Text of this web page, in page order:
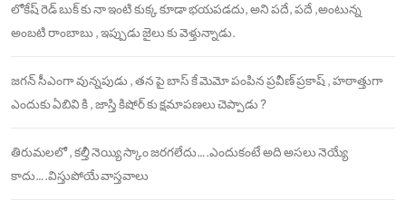
లోకేష్ రెడ్ బుక్ కు నా ఇంటి కుక్క కూడా భయపడదు, అని పదే, పదే ,అంటున్న
అంబటి రాంబాబు , ఇప్పుడు జైలు కు వెళ్తున్నాడు.
జగన్ సీఎంగా వున్నపుడు , తన పై బాస్ కే మెమో పంపిన ప్రవీణ్ ప్రకాష్ , హఠాత్తుగా
ఎందుకు ఏబివి కి , జాస్తి కిషోర్ కు క్షమాపణలు చెప్పాడు ?
తిరుమలలో , కల్తీ నెయ్యి స్కాం జరగలేదు….ఎందుకంటే అది అసలు నెయ్యే
కాదు….విస్తుపోయే వాస్తవాలు